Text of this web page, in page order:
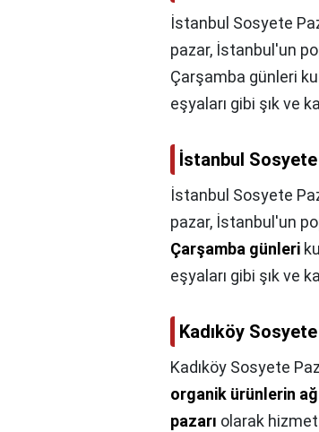
İstanbul Sosyete
pazar, İstanbul'un
Çarşamba günleri
eşyaları gibi şık ve
İstanbul
İstanbul Sosyete
pazar, İstanbul'un
Çarşamba günleri
eşyaları gibi şık ve
Kadıköy
Kadıköy Sosyete
organik ürünlerin
pazarı olarak